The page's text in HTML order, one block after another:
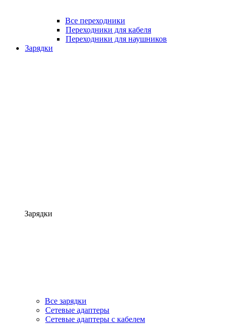
Все переходники
Переходники для кабеля
Переходники для наушников
Зарядки
Зарядки
Все зарядки
Сетевые адаптеры
Сетевые адаптеры с кабелем